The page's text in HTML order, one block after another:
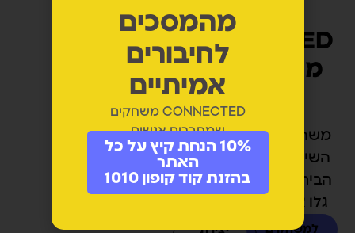
CONNECTED
משחקי חיבור
וצחוק
משחקים שמחזירים את
השיחה, הצחוק והחיבור
הביתה. לכל גיל משחק -
גלו את המשחק שלכם.
למשחקים יצירת
מהמסכים
לחיבורים
אמיתיים
CONNECTED משחקים
שמחברים אנשים
10% הנחת קיץ על כל
האתר
בהזנת קוד קופון 1010